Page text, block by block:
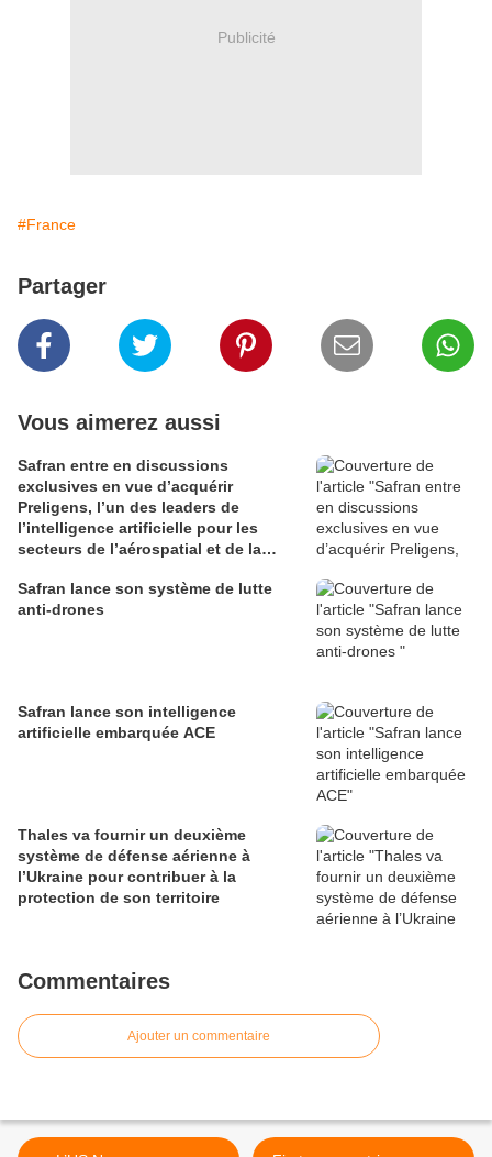
Publicité
#France
Partager
Vous aimerez aussi
Safran entre en discussions
exclusives en vue d’acquérir
Preligens, l’un des leaders de
l’intelligence artificielle pour les
secteurs de l’aérospatial et de la
Safran lance son système de lutte
anti-drones
Safran lance son intelligence
artificielle embarquée ACE
Thales va fournir un deuxième
système de défense aérienne à
l’Ukraine pour contribuer à la
protection de son territoire
Commentaires
Ajouter un commentaire